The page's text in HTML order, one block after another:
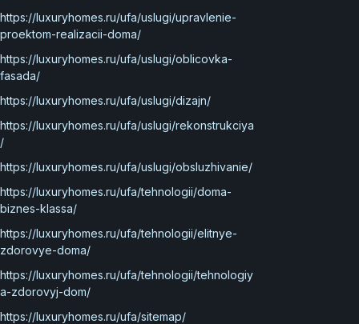
https://luxuryhomes.ru/ufa/uslugi/upravlenie-
proektom-realizacii-doma/
https://luxuryhomes.ru/ufa/uslugi/oblicovka-
fasada/
https://luxuryhomes.ru/ufa/uslugi/dizajn/
https://luxuryhomes.ru/ufa/uslugi/rekonstrukciya
/
https://luxuryhomes.ru/ufa/uslugi/obsluzhivanie/
https://luxuryhomes.ru/ufa/tehnologii/doma-
biznes-klassa/
https://luxuryhomes.ru/ufa/tehnologii/elitnye-
zdorovye-doma/
https://luxuryhomes.ru/ufa/tehnologii/tehnologiy
a-zdorovyj-dom/
https://luxuryhomes.ru/ufa/sitemap/